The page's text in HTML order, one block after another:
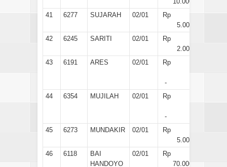
41
6277 SUJARAH 02/01
Rp
5.000
42
6245 SARITI 02/01
Rp
2.000
43
6191 ARES 02/01 Rp
-
44
6354 MUJILAH 02/01 Rp
-
45
6273 MUNDAKIR 02/01
Rp
5.000
46
6118
BAI
HANDOYO
02/01
Rp
70.000